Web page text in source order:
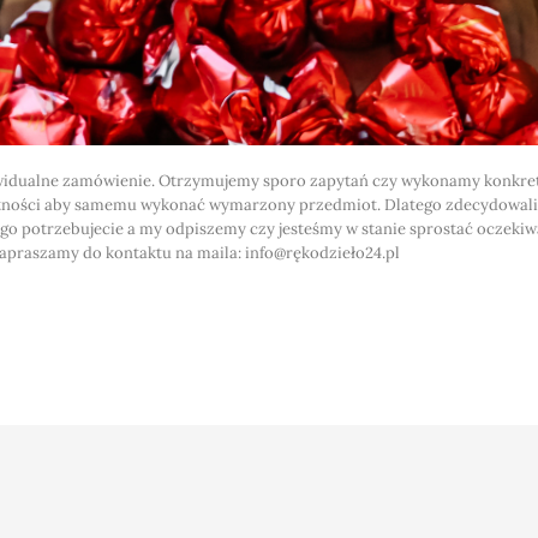
zamówienie. Otrzymujemy sporo zapytań czy wykonamy
aby samemu wykonać wymarzony przedmiot. Dlatego
potrzebujecie a my odpiszemy czy jesteśmy w stanie sprostać
do kontaktu na maila: info@rękodzieło24.pl